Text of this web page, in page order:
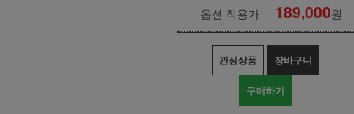
옵션 적용가 189,000원
관심상품 장바구니
구매하기